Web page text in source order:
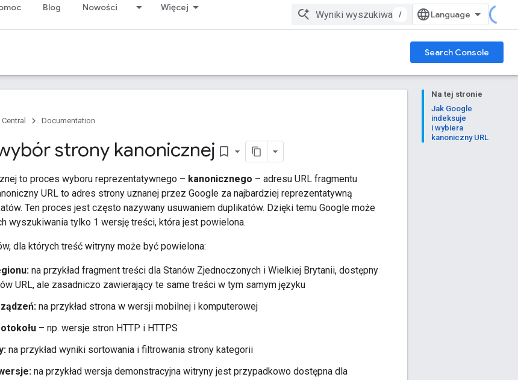
Blog Nowości Więcej
/
Search Console
Na tej stronie
Jak Google
indeksuje
i wybiera
kanoniczny URL
Documentation
strony kanonicznej bookmark_border
to proces wyboru reprezentatywnego – kanonicznego – adresu URL fragmentu
URL to adres strony uznanej przez Google za najbardziej reprezentatywną
Ten proces jest często nazywany usuwaniem duplikatów. Dzięki temu Google może
wyszukiwania tylko 1 wersję treści, która jest powielona.
dla których treść witryny może być powielona:
na przykład fragment treści dla Stanów Zjednoczonych i Wielkiej Brytanii, dostępny
URL, ale zasadniczo zawierający te same treści w tym samym języku
na przykład strona w wersji mobilnej i komputerowej
– np. wersje stron HTTP i HTTPS
na przykład wyniki sortowania i filtrowania strony kategorii
na przykład wersja demonstracyjna witryny jest przypadkowo dostępna dla